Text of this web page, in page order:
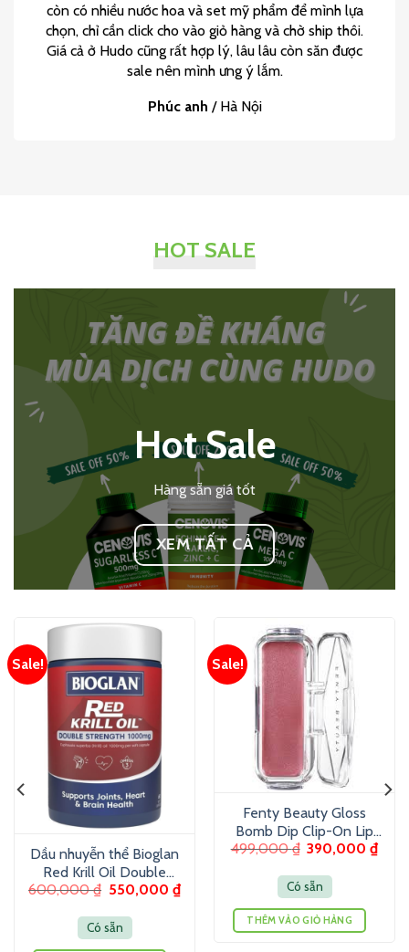
còn có nhiều nước hoa và set mỹ phẩm để mình lựa
chọn, chỉ cần click cho vào giỏ hàng và chờ ship thôi.
Giá cả ở Hudo cũng rất hợp lý, lâu lâu còn săn được
sale nên mình ưng ý lắm.
Phúc anh / Hà Nội
HOT SALE
Hot Sale
Hàng sẵn giá tốt
XEM TẤT CẢ
Sale!
Dầu nhuyễn thể Bioglan
Red Krill Oil Double
Strength 1000mg 60
600,000₫ 550,000 ₫
Có sẵn
Sale!
Fenty Beauty Gloss
Bomb Dip Clip-On Lip
Luminizer 6g – Son
499,000₫ 390,000₫
Có sẵn
THÊM VÀO GIỎ HÀNG